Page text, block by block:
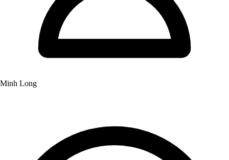
Minh Long